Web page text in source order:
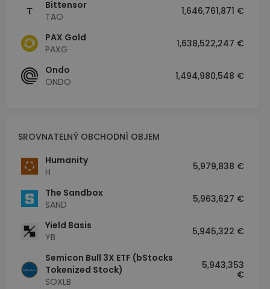
Bittensor
TAO
1,646,761,871 €
PAX Gold
PAXG
1,638,522,247 €
Ondo
ONDO
1,494,980,548 €
SROVNATELNÝ OBCHODNÍ OBJEM
Humanity
H
5,979,838 €
The Sandbox
SAND
5,963,627 €
Yield Basis
YB
5,945,322 €
Semicon Bull 3X ETF (bStocks
Tokenized Stock)
SOXLB
5,943,353
€